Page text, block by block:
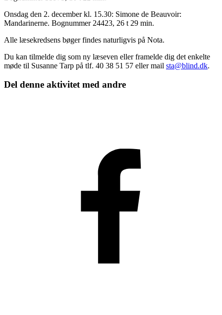
Onsdag den 2. december kl. 15.30: Simone de Beauvoir:
Mandarinerne. Bognummer 24423, 26 t 29 min.
Alle læsekredsens bøger findes naturligvis på Nota.
Du kan tilmelde dig som ny læseven eller framelde dig det enkelte
møde til Susanne Tarp på tlf. 40 38 51 57 eller mail sta@blind.dk.
Del denne aktivitet med andre